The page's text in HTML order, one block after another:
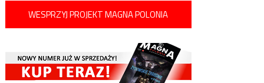
WESPRZYJ PROJEKT MAGNA POLONIA